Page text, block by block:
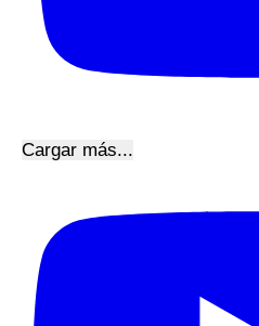
Cargar más...